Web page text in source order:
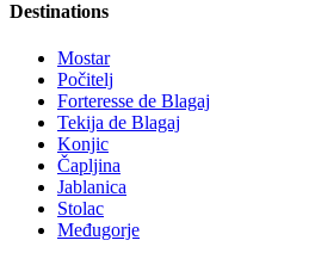
Destinations
Mostar
Počitelj
Forteresse de Blagaj
Tekija de Blagaj
Konjic
Čapljina
Jablanica
Stolac
Međugorje